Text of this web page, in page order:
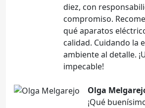
diez, con
compromiso.
qué aparatos
calidad. Cuidando la
ambiente al detalle.
impecable!
Olga
¡Qué